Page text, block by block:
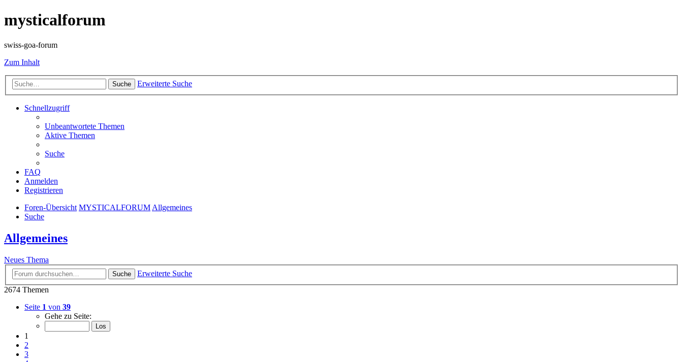
mysticalforum
swiss-goa-forum
Zum Inhalt
Suche Erweiterte Suche
Schnellzugriff
Unbeantwortete Themen
Aktive Themen
Suche
FAQ
Anmelden
Registrieren
Foren-Übersicht MYSTICALFORUMAllgemeines
Suche
Allgemeines
Neues Thema
Suche
Erweiterte Suche
2674 Themen
Seite 1 von 39
Gehe zu Seite:
1
2
3